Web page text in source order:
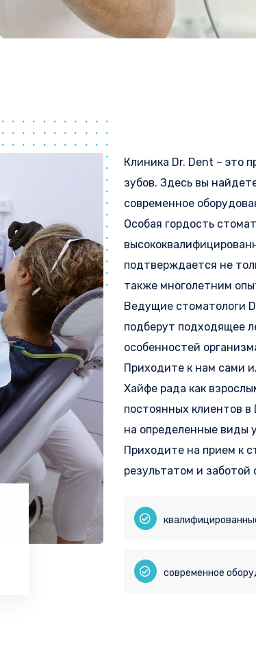
Клиника Dr. Dent – это
зубов. Здесь вы
современное
Особая гордость
подтверждается не
также многолетним
Ведущие стоматологи
подберут подходящее
особенностей
Приходите к нам сами
Хайфе рада как
постоянных клиентов
на определенные виды
Приходите на прием к
результатом и заботой
современное